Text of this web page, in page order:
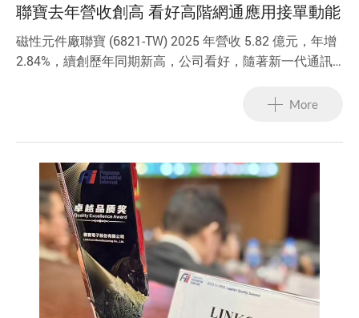
聯寶去年營收創高 看好高階網通應用接單動能
磁性元件廠聯寶 (6821-TW) 2025 年營收 5.82 億元，年增
2.84%，續創歷年同期新高，公司看好，隨著新一代通訊
More